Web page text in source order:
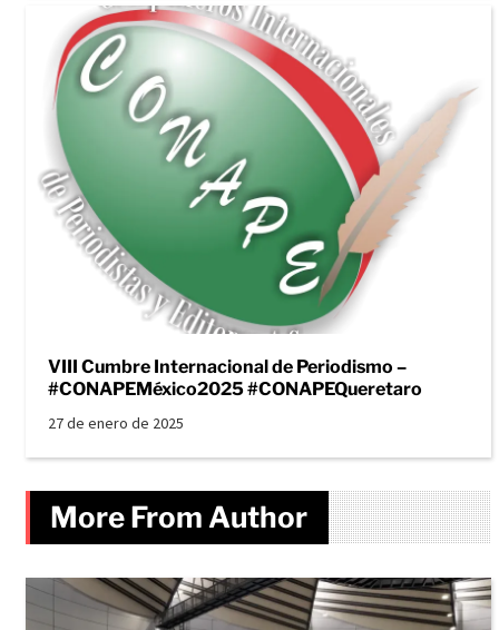
VIII Cumbre Internacional de Periodismo –
#CONAPEMéxico2025 #CONAPEQueretaro
27 de enero de 2025
More From Author